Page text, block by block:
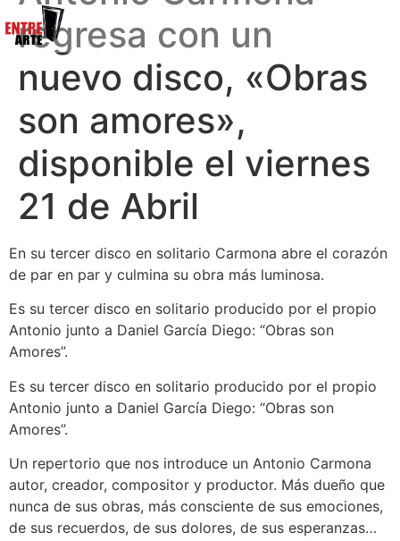
regresa con un
nuevo disco, «Obras
son amores»,
disponible el viernes
21 de Abril
En su tercer disco en solitario Carmona abre el corazón
de par en par y culmina su obra más luminosa.
Es su tercer disco en solitario producido por el propio
Antonio junto a Daniel García Diego: “Obras son
Amores”.
Es su tercer disco en solitario producido por el propio
Antonio junto a Daniel García Diego: “Obras son
Amores”.
Un repertorio que nos introduce un Antonio Carmona
autor, creador, compositor y productor. Más dueño que
nunca de sus obras, más consciente de sus emociones,
de sus recuerdos, de sus dolores, de sus esperanzas…